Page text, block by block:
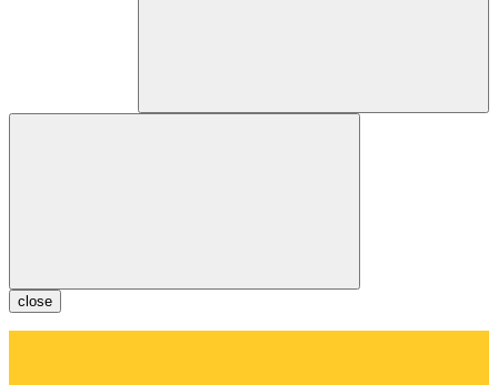
close